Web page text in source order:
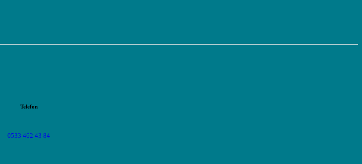
Telefon
0533 462 43 84